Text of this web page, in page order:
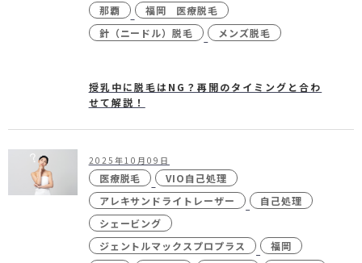
那覇
福岡 医療脱毛
針（ニードル）脱毛
メンズ脱毛
授乳中に脱毛はNG？再開のタイミングと合わ
せて解説！
2025年10月09日
医療脱毛
VIO自己処理
アレキサンドライトレーザー
自己処理
シェービング
ジェントルマックスプロプラス
福岡